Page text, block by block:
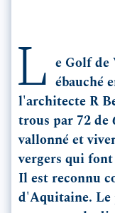
L
e Golf de
ébauché
l'architecte R
trous par 72 de
vallonné et
vergers qui
Il est reconnu
d'Aquitaine. Le